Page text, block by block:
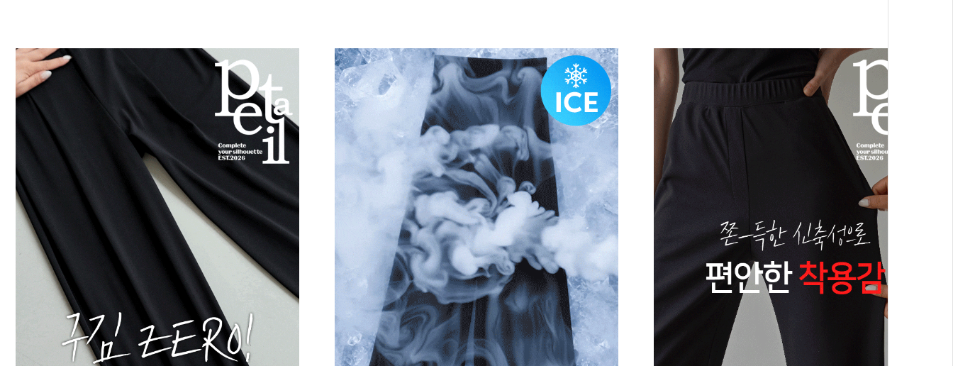
05
-5ºC 썸머라이트 쿨스판 일자 밴딩팬츠
F1(25-27),F2(28-29)
25,800원
이드 슬랙스
S(25-26),M(27-28),L(29-30)
F(44-55반),L(66-77),XL(77반-88반)
17,800원13,900원22% ↓
08
쫀득진 컬러 스판 일자 팬츠
S(25-26),M(27-28),L(29-30),XL(31-32)